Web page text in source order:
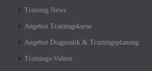
Training News
Angebot Trainingskurse
Angebot Diagnostik & Trainingsplanung
Trainings-Videos